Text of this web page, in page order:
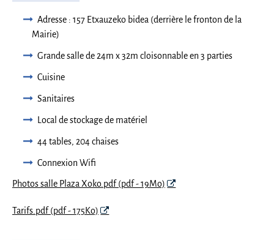
Adresse : 157 Etxauzeko bidea (derrière le fronton de la
Mairie)
Grande salle de 24m x 32m cloisonnable en 3 parties
Cuisine
Sanitaires
Local de stockage de matériel
44 tables, 204 chaises
Connexion Wifi
Photos salle Plaza Xoko.pdf (pdf - 19Mo)
Tarifs.pdf (pdf - 175Ko)